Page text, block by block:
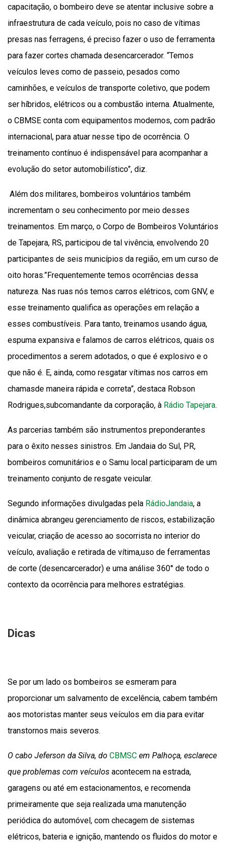
capacitação, o bombeiro deve se atentar inclusive sobre a
infraestrutura de cada veículo, pois no caso de vítimas
presas nas ferragens, é preciso fazer o uso de ferramenta
para fazer cortes chamada desencarcerador. “Temos
veículos leves como de passeio, pesados como
caminhões, e veículos de transporte coletivo, que podem
ser híbridos, elétricos ou a combustão interna. Atualmente,
o CBMSE conta com equipamentos modernos, com padrão
internacional, para atuar nesse tipo de ocorrência. O
treinamento contínuo é indispensável para acompanhar a
evolução do setor automobilístico”, diz.
Além dos militares, bombeiros voluntários também
incrementam o seu conhecimento por meio desses
treinamentos. Em março, o Corpo de Bombeiros Voluntários
de Tapejara, RS, participou de tal vivência, envolvendo 20
participantes de seis municípios da região, em um curso de
oito horas.”Frequentemente temos ocorrências dessa
natureza. Nas ruas nós temos carros elétricos, com GNV, e
esse treinamento qualifica as operações em relação a
esses combustíveis. Para tanto, treinamos usando água,
espuma expansiva e falamos de carros elétricos, quais os
procedimentos a serem adotados, o que é explosivo e o
que não é. E, ainda, como resgatar vítimas nos carros em
chamasde maneira rápida e correta”, destaca Robson
Rodrigues,subcomandante da corporação, à Rádio Tapejara.
As parcerias também são instrumentos preponderantes
para o êxito nesses sinistros. Em Jandaia do Sul, PR,
bombeiros comunitários e o Samu local participaram de um
treinamento conjunto de resgate veicular.
Segundo informações divulgadas pela RádioJandaia, a
dinâmica abrangeu gerenciamento de riscos, estabilização
veicular, criação de acesso ao socorrista no interior do
veículo, avaliação e retirada de vítima,uso de ferramentas
de corte (desencarcerador) e uma análise 360° de todo o
contexto da ocorrência para melhores estratégias.
Dicas
Se por um lado os bombeiros se esmeram para
proporcionar um salvamento de excelência, cabem também
aos motoristas manter seus veículos em dia para evitar
transtornos mais severos.
O cabo Jeferson da Silva, do CBMSC em Palhoça, esclarece
que problemas com veículos acontecem na estrada,
garagens ou até em estacionamentos, e recomenda
primeiramente que seja realizada uma manutenção
periódica do automóvel, com checagem de sistemas
elétricos, bateria e ignição, mantendo os fluidos do motor e